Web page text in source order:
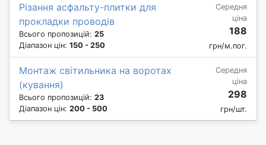
Різання асфальту-плитки для
прокладки проводів
Всього пропозицій: 25
Діапазон цін: 150 - 250
Середня
ціна
188
грн/м.пог.
Монтаж світильника на воротах
(кування)
Всього пропозицій: 23
Діапазон цін: 200 - 500
Середня
ціна
298
грн/шт.